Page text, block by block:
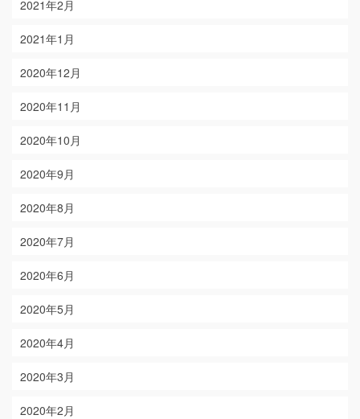
2021年2月
2021年1月
2020年12月
2020年11月
2020年10月
2020年9月
2020年8月
2020年7月
2020年6月
2020年5月
2020年4月
2020年3月
2020年2月